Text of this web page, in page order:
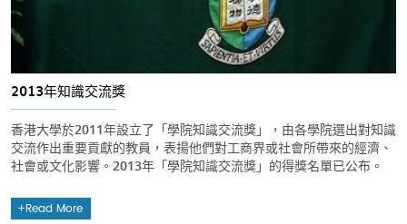
2013年知識交流獎
香港大學於2011年設立了「學院知識交流獎」，由各學院選出對知識
交流作出重要貢獻的教員，表揚他們對工商界或社會所帶來的經濟、
社會或文化影響。2013年「學院知識交流獎」的得獎名單已公布。
Read More